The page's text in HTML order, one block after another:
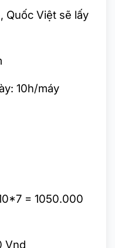
Quốc Việt sẽ lấy
10h/máy
= 1050.000
Vnd